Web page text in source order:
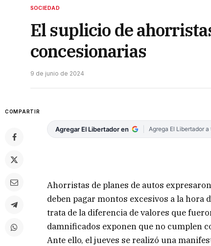
SOCIEDAD
El suplicio de
concesionarias
9 de junio de 2024
COMPARTIR
Agregar El Libertador en Agrega El Libertador
Ahorristas de planes de autos
deben pagar montos excesivos a la hora
trata de la diferencia de valores que
damnificados exponen que no cumplen
Ante ello, el jueves se realizó una